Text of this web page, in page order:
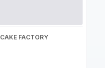
CAKE FACTORY